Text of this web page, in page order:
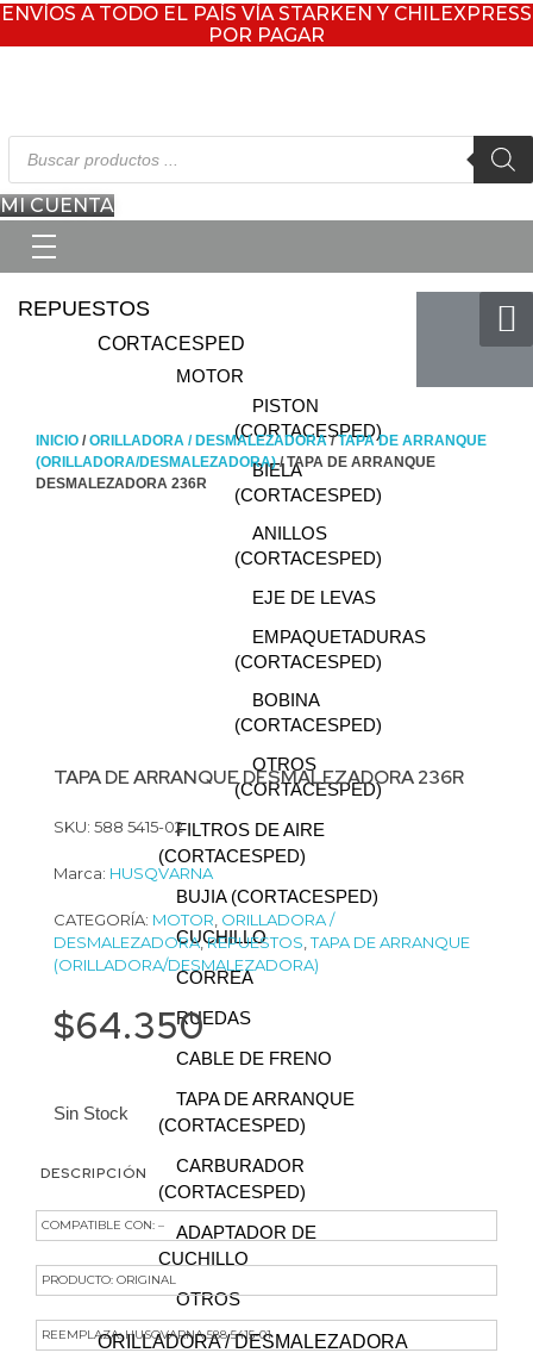
ENVÍOS A TODO EL PAÍS VÍA STARKEN Y CHILEXPRESS
POR PAGAR
Búsqueda
de
productos
MI CUENTA
REPUESTOS
CORTACESPED
MOTOR
PISTON
(CORTACESPED)
BIELA
(CORTACESPED)
ANILLOS
(CORTACESPED)
EJE DE LEVAS
EMPAQUETADURAS
(CORTACESPED)
BOBINA
(CORTACESPED)
OTROS
(CORTACESPED)
FILTROS DE AIRE
(CORTACESPED)
BUJIA (CORTACESPED)
CUCHILLO
CORREA
RUEDAS
CABLE DE FRENO
TAPA DE ARRANQUE
(CORTACESPED)
CARBURADOR
(CORTACESPED)
ADAPTADOR DE
CUCHILLO
OTROS
ORILLADORA / DESMALEZADORA
INICIO / ORILLADORA / DESMALEZADORA/TAPA DE ARRANQUE
(ORILLADORA/DESMALEZADORA)/ TAPA DE ARRANQUE
DESMALEZADORA 236R
TAPA DE ARRANQUE DESMALEZADORA 236R
SKU: 588 5415-02
Marca: HUSQVARNA
CATEGORÍA: MOTOR, ORILLADORA /
DESMALEZADORA,REPUESTOS,TAPA DE ARRANQUE
(ORILLADORA/DESMALEZADORA)
$64.350
Sin Stock
DESCRIPCIÓN
COMPATIBLE CON: –
PRODUCTO: ORIGINAL
REEMPLAZA: HUSQVARNA 588 5415-01